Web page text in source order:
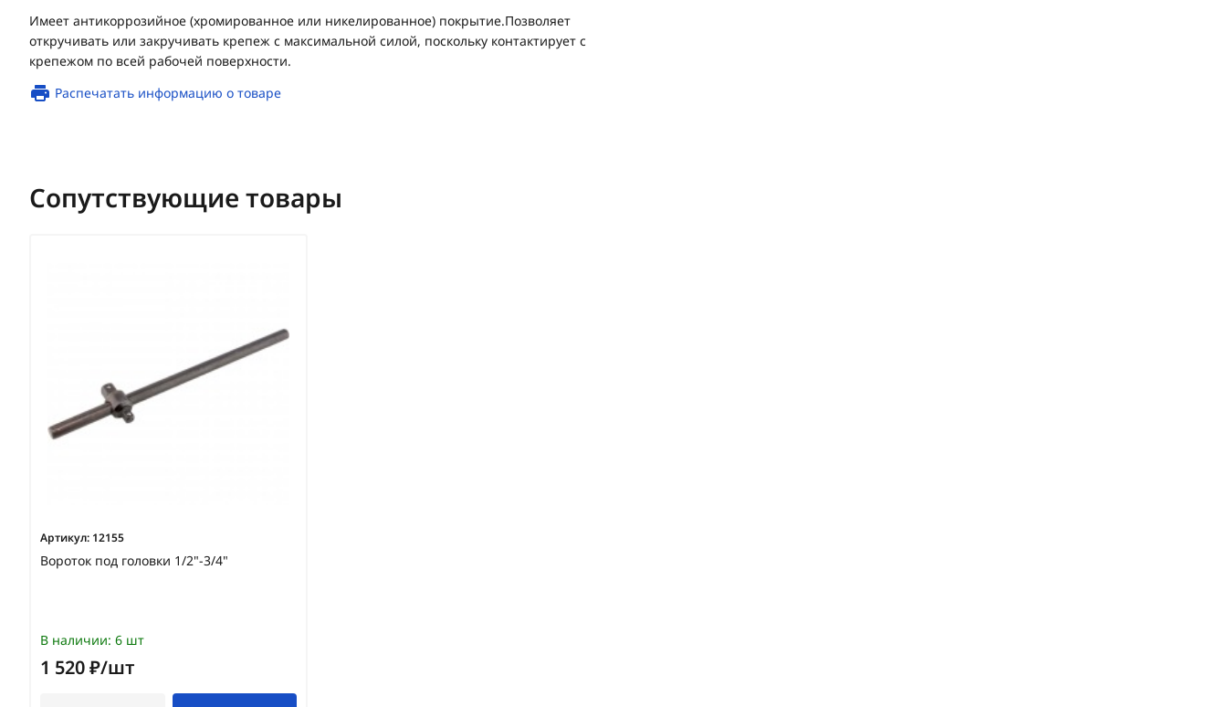
Имеет антикоррозийное (хромированное или никелированное) покрытие.Позволяет
откручивать или закручивать крепеж с максимальной силой, поскольку контактирует с
крепежом по всей рабочей поверхности.
Распечатать информацию о товаре
Сопутствующие товары
Артикул: 12155
Вороток под головки 1/2"-3/4"
В наличии: 6 шт
1 520 ₽/шт